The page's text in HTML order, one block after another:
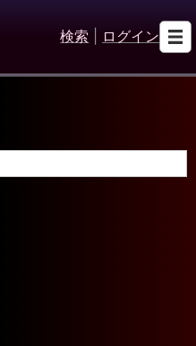
検索 ログイン